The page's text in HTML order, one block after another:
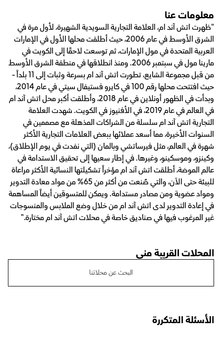
معلومات عنا
"ظهرت اتش آند ام، العلامة التجارية السويدية الشهيرة، لأول مرة في
الشرق الأوسط في عام 2006، حيث أطلقت محلها الأول في الإمارات
العربية المتحدة في مول الإمارات، ثم توسعت لاحقًا إلى الكويت في
مارينا مول في سبتمبر 2006. ومنذ انطلاقها في منطقة الشرق الأوسط
من قبل مجموعة الشايع، تطورت اتش آند ام بسرعة وثبات إلى 11 بلداً -
حيث افتتحت محلها رقم 100 في كايرو فستيفال سيتي في عام 2014،
وبدأت في الظهور أونلاين في عام 2018، وأطلقت أكبر محل اتش آند ام
في العالم في عام 2019، في الأفنيوز في الكويت. شهدت العلامة
التجارية اتش آند ام سلسلة من الشراكات المذهلة مع مصممين في
السنوات الأخيرة، مما أسعد عملائها ببعض العلامات التجارية الأكثر
شهرة في العالم، مثل فيرساتشي وبالمان (التي نفدت في يوم الإطلاق)،
وكينزو، وموسكينو، وغيرها. في إطار سعيها إلى تحقيق الاستدامة في
عالم الموضة، أطلقت اتش آند ام مؤخراً تشكيلتها النسائية الأكثر مراعاة
للبيئة حتى الآن، والتي صُنعت من أكثر من 65% من مواد معادة التدوير
ومواد عضوية ومن مصادر مستدامة. ويمكن للمتسوقين أيضاً المساهمة
في إعادة التدوير لدى اتش آند ام من خلال وضع الملابس والمنسوجات
غير المرغوب فيها في صناديق خاصة في محلات اتش آند ام مختارة."
المحلات القريبة مني
البحث عن محلاتنا
الأسئلة المتكررة